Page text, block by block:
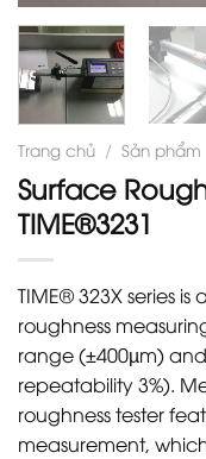
Trang chủ / Sản phẩm
Surface
TIME®3231
TIME® 323X series
roughness
range (±400µm)
repeatability 3%).
roughness tester
measurement,